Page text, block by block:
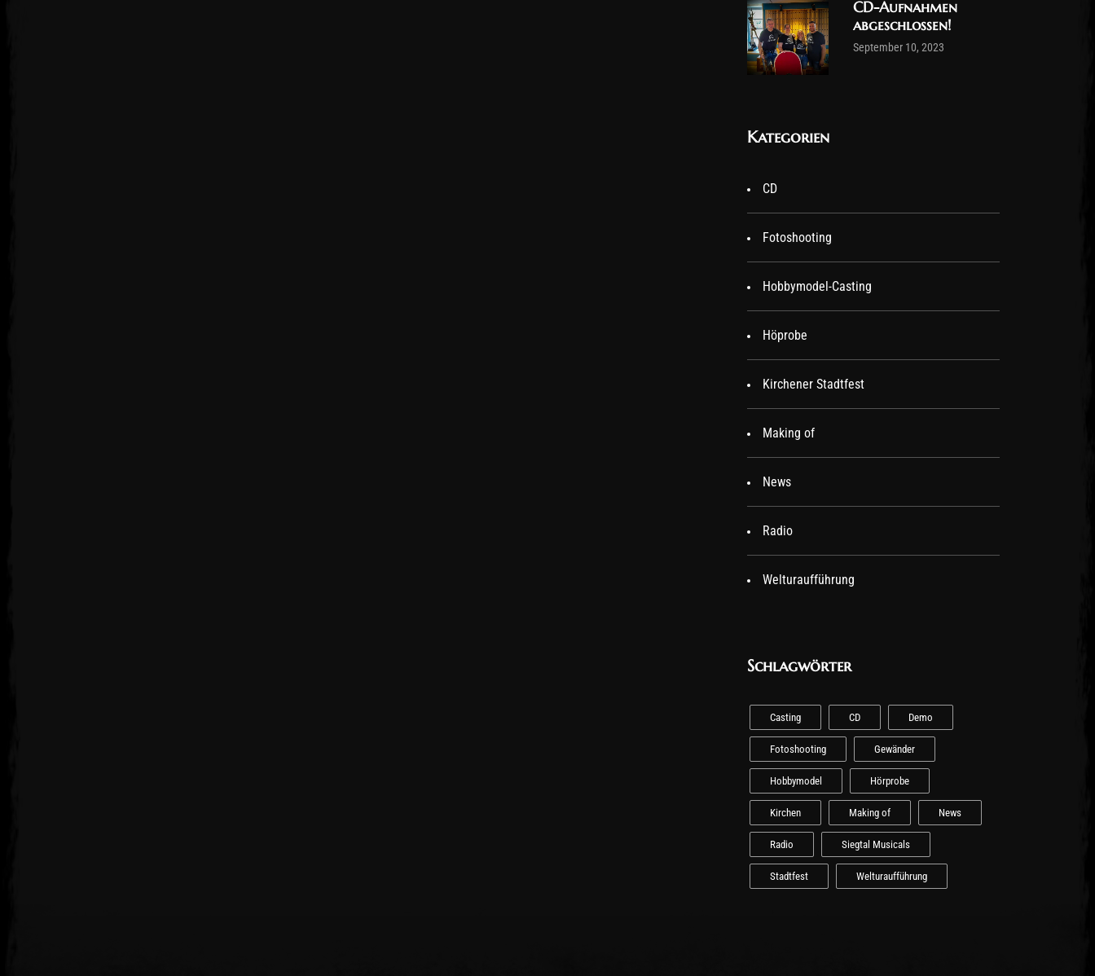
CD-Aufnahmen
abgeschlossen!
September 10, 2023
Kategorien
CD
Fotoshooting
Hobbymodel-Casting
Höprobe
Kirchener Stadtfest
Making of
News
Radio
Welturaufführung
Schlagwörter
Casting CD Demo
Fotoshooting Gewänder
Hobbymodel Hörprobe
Kirchen Making of News
Radio Siegtal Musicals
Stadtfest Welturaufführung